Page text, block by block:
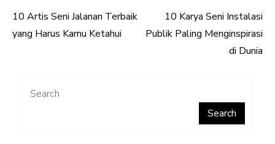
Post
10 Artis Seni Jalanan Terbaik
yang Harus Kamu Ketahui
10 Karya Seni Instalasi
Publik Paling Menginspirasi
di Dunia
Search
Search